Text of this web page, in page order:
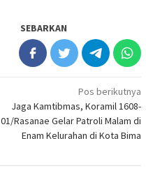
SEBARKAN
Pos berikutnya
Jaga Kamtibmas, Koramil 1608-
01/Rasanae Gelar Patroli Malam di
Enam Kelurahan di Kota Bima